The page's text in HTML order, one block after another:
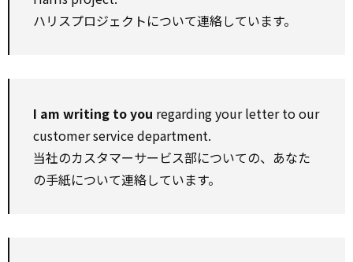
ハリスプロジェクトについて連絡しています。
I am writing to you regarding your letter to our
customer service department.
当社のカスタマーサービス部についての、あなた
の手紙について連絡しています。